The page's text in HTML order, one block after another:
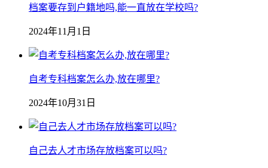
档案要存到户籍地吗,能一直放在学校吗?
2024年11月1日
自考专科档案怎么办,放在哪里?
2024年10月31日
自己去人才市场存放档案可以吗?